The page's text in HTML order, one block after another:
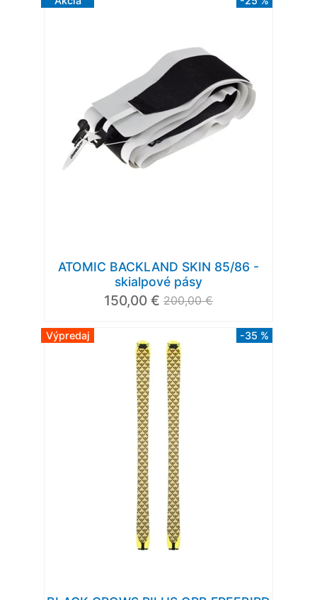
ATOMIC BACKLAND SKIN 85/86 -
skialpové pásy
150,00 € 200,00 €
Výpredaj -35 %